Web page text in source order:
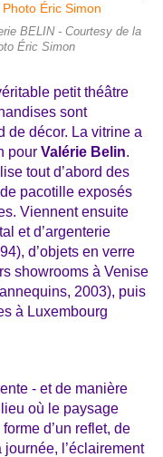
BELIN - Courtesy de la
Éric Simon
petit théâtre
sont
de décor. La vitrine a
pour Valérie Belin.
tout d’abord des
pacotille exposés
Viennent ensuite
et d’argenterie
d’objets en verre
showrooms à Venise
2003), puis
à Luxembourg
- et de manière
où le paysage
d’un reflet, de
l’éclairement